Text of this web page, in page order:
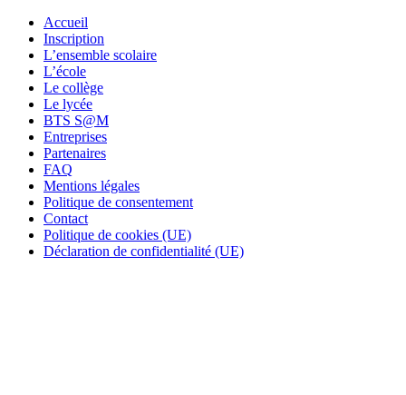
Accueil
Inscription
L’ensemble scolaire
L’école
Le collège
Le lycée
BTS S@M
Entreprises
Partenaires
FAQ
Mentions légales
Politique de consentement
Contact
Politique de cookies (UE)
Déclaration de confidentialité (UE)